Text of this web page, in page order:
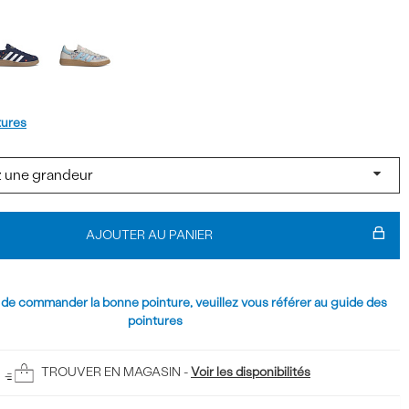
AJOUTER AU PANIER
commander la bonne pointure, veuillez vous référer au guide des
pointures
TROUVER EN MAGASIN -Voir les disponibilités